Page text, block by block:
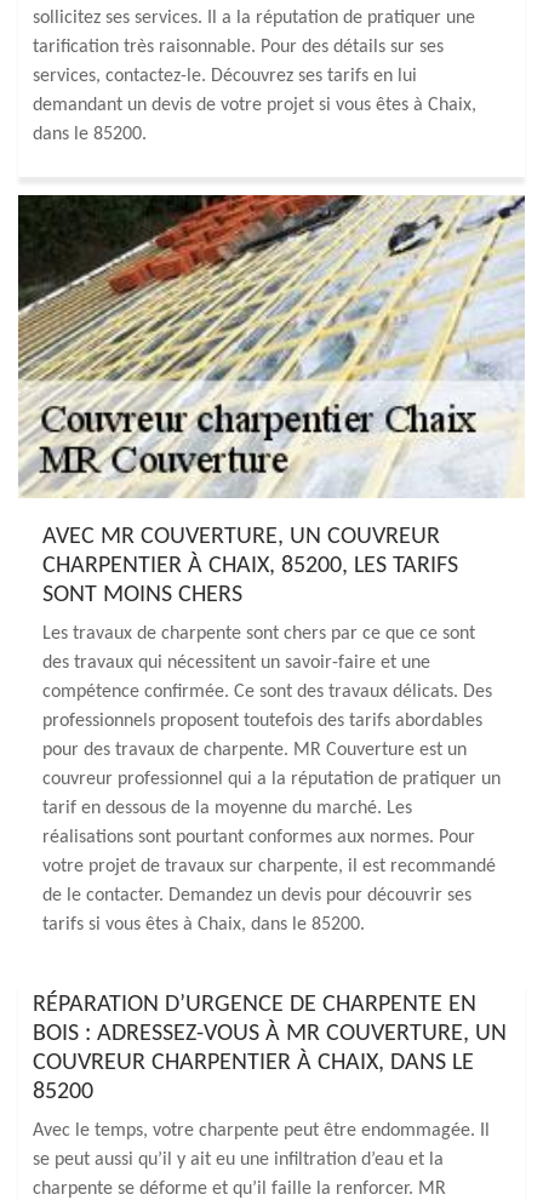
sollicitez ses services. Il a la réputation de pratiquer une
tarification très raisonnable. Pour des détails sur ses
services, contactez-le. Découvrez ses tarifs en lui
demandant un devis de votre projet si vous êtes à Chaix,
dans le 85200.
AVEC MR COUVERTURE, UN COUVREUR
CHARPENTIER À CHAIX, 85200, LES TARIFS
SONT MOINS CHERS
Les travaux de charpente sont chers par ce que ce sont
des travaux qui nécessitent un savoir-faire et une
compétence confirmée. Ce sont des travaux délicats. Des
professionnels proposent toutefois des tarifs abordables
pour des travaux de charpente. MR Couverture est un
couvreur professionnel qui a la réputation de pratiquer un
tarif en dessous de la moyenne du marché. Les
réalisations sont pourtant conformes aux normes. Pour
votre projet de travaux sur charpente, il est recommandé
de le contacter. Demandez un devis pour découvrir ses
tarifs si vous êtes à Chaix, dans le 85200.
RÉPARATION D’URGENCE DE CHARPENTE EN
BOIS : ADRESSEZ-VOUS À MR COUVERTURE, UN
COUVREUR CHARPENTIER À CHAIX, DANS LE
85200
Avec le temps, votre charpente peut être endommagée. Il
se peut aussi qu’il y ait eu une infiltration d’eau et la
charpente se déforme et qu’il faille la renforcer. MR